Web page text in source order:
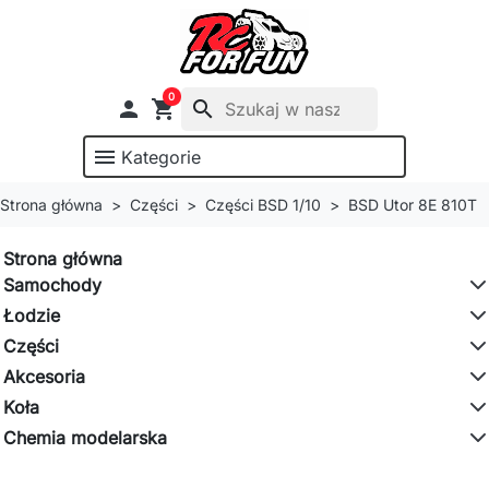
 shopping_cart
0
search
menu Kategorie
Strona główna Części Części BSD 1/10 BSD Utor 8E 810T
Strona główna
Samochody
Łodzie
Części
Akcesoria
Koła
Chemia modelarska